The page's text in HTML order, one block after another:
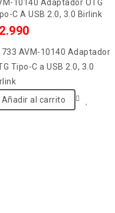
10140 Adaptador OTG
C A USB 2.0, 3.0 Birlink
2.990
AVM-10140 Adaptador
Tipo-C a USB 2.0, 3.0
Añadir al carrito